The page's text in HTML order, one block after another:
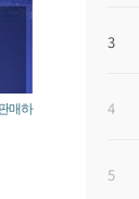
매하
3
4
5